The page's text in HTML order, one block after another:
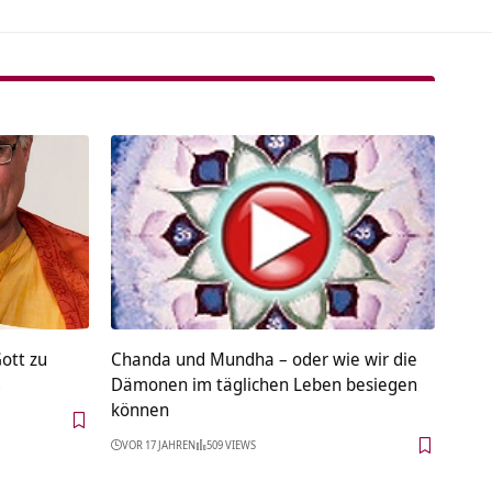
zu
Chanda und Mundha – oder wie wir die
Dämonen im täglichen Leben besiegen
können
VOR 17 JAHREN 509 VIEWS